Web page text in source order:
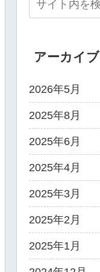
アーカイブ
2026年5月
2025年8月
2025年6月
2025年4月
2025年3月
2025年2月
2025年1月